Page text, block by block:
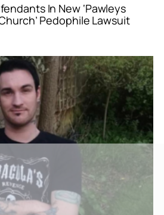
In New ‘Pawleys
Pedophile Lawsuit